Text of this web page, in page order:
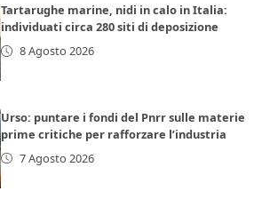
Tartarughe marine, nidi in calo in Italia:
individuati circa 280 siti di deposizione
8 Agosto 2026
Urso: puntare i fondi del Pnrr sulle materie
prime critiche per rafforzare l’industria
7 Agosto 2026